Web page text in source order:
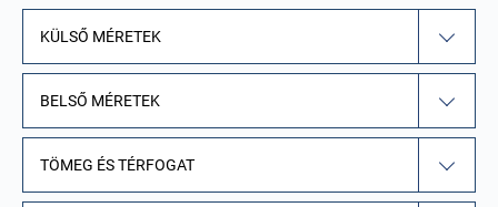
KÜLSŐ MÉRETEK
BELSŐ MÉRETEK
TÖMEG ÉS TÉRFOGAT